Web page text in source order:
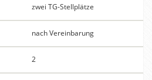
zwei TG-Stellplätze
nach Vereinbarung
2